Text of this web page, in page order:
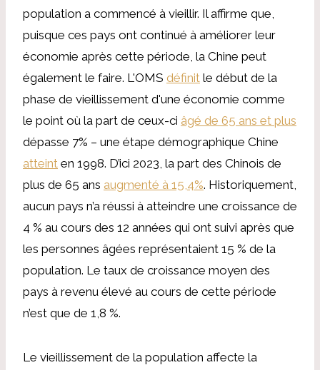
population a commencé à vieillir. Il affirme que,
puisque ces pays ont continué à améliorer leur
économie après cette période, la Chine peut
également le faire. L'OMS définit le début de la
phase de vieillissement d'une économie comme
le point où la part de ceux-ci âgé de 65 ans et plus
dépasse 7% – une étape démographique Chine
atteint en 1998. D’ici 2023, la part des Chinois de
plus de 65 ans augmenté à 15,4%. Historiquement,
aucun pays n’a réussi à atteindre une croissance de
4 % au cours des 12 années qui ont suivi après que
les personnes âgées représentaient 15 % de la
population. Le taux de croissance moyen des
pays à revenu élevé au cours de cette période
n’est que de 1,8 %.
Le vieillissement de la population affecte la